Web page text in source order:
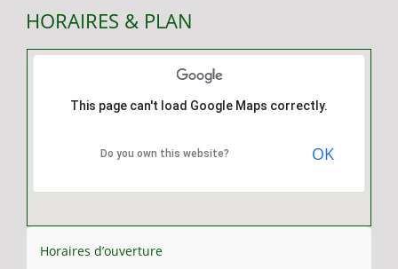
HORAIRES & PLAN
This page can't load Google Maps correctly.
Do you own this website? OK
Horaires d’ouverture